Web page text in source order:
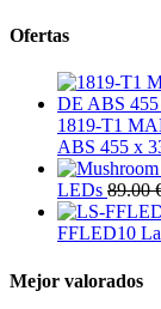
Ofertas
1819-T1
ABS 455 x
LEDs 89.00
FFLED10
Mejor valorados